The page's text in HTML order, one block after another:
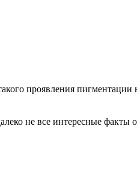
проявления пигментации
не все интересные факты